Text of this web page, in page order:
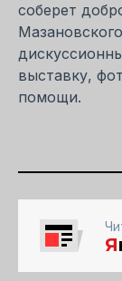
соберет
выставку,
помощи.
Я